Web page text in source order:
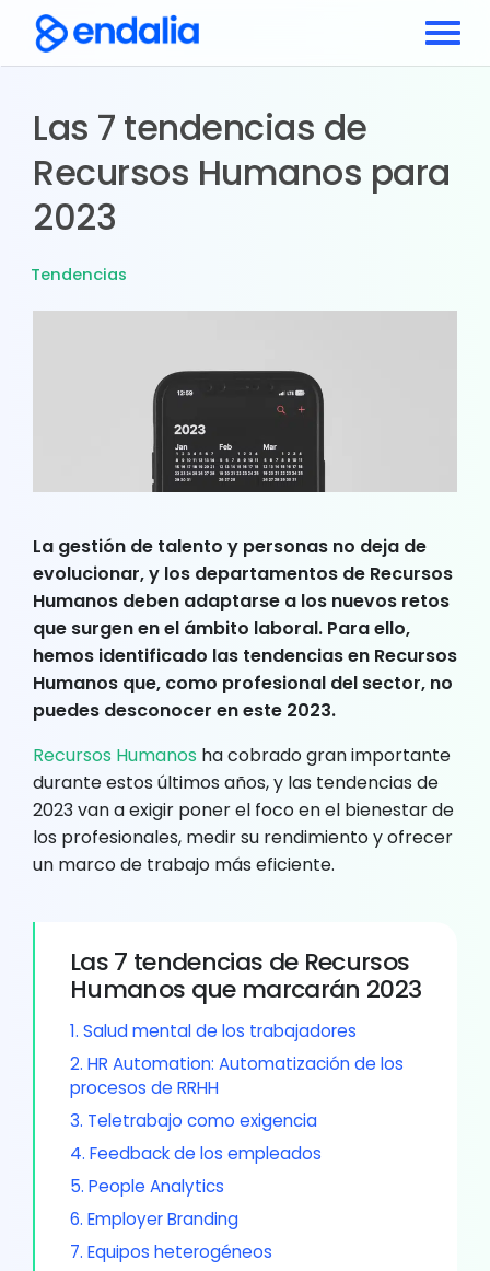
Las 7 tendencias de
Recursos Humanos para
2023
Tendencias
La gestión de talento y personas no deja de
evolucionar, y los departamentos de Recursos
Humanos deben adaptarse a los nuevos retos
que surgen en el ámbito laboral. Para ello,
hemos identificado las tendencias en Recursos
Humanos que, como profesional del sector, no
puedes desconocer en este 2023.
Recursos Humanos ha cobrado gran importante
durante estos últimos años, y las tendencias de
2023 van a exigir poner el foco en el bienestar de
los profesionales, medir su rendimiento y ofrecer
un marco de trabajo más eficiente.
Las 7 tendencias de Recursos
Humanos que marcarán 2023
1. Salud mental de los trabajadores
2. HR Automation: Automatización de los
procesos de RRHH
3. Teletrabajo como exigencia
4. Feedback de los empleados
5. People Analytics
6. Employer Branding
7. Equipos heterogéneos